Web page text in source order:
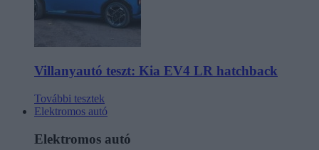
Villanyautó teszt: Kia EV4 LR hatchback
További tesztek
Elektromos autó
Elektromos autó